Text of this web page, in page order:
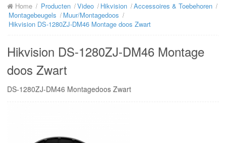
OVER ONS
PRODUCTEN
SUPPORT
RMA
CONTACT
Home Producten Video Hikvision
Accessoires & Toebehoren
Montagebeugels
Muur/Montagedoos
Hikvision DS-1280ZJ-DM46 Montage doos Zwart
Hikvision DS-1280ZJ-DM46 Montage
doos Zwart
DS-1280ZJ-DM46 Montagedoos Zwart